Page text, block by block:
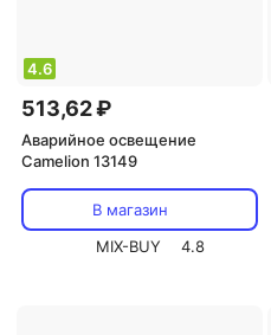
4.6
513,62 ₽
Аварийное освещение
Camelion 13149
В магазин
MIX-BUY
4.8